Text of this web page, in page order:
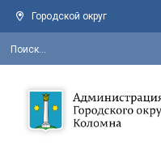
Городской округ